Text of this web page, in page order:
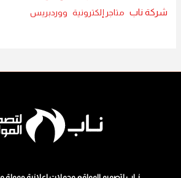
شركة ناب متاجر إلكترونية ووردبريس